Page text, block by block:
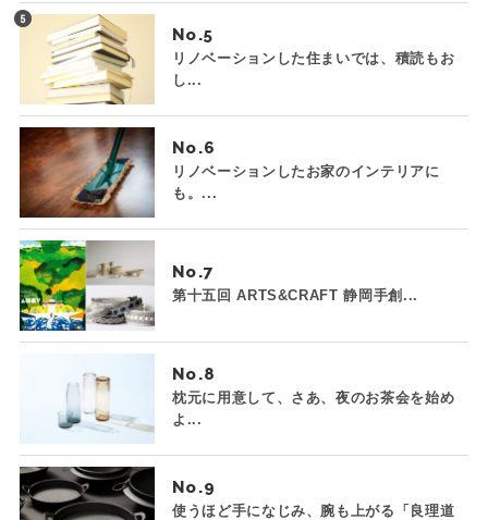
No.
リノベーションした住まいでは、積読もお
し...
No.
リノベーションしたお家のインテリアに
も。...
No.
第十五回 ARTS&CRAFT 静岡手創...
No.
枕元に用意して、さあ、夜のお茶会を始め
よ...
No.
使うほど手になじみ、腕も上がる「良理道